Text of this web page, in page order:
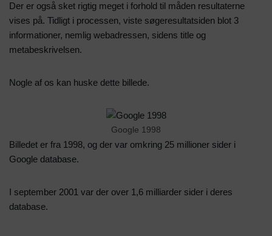
Der er også sket rigtig meget i forhold til måden resultaterne
vises på. Tidligt i processen, viste søgeresultatsiden blot 3
informationer, nemlig webadressen, sidens title og
metabeskrivelsen.
Nogle af os kan huske dette billede.
Google 1998
Billedet er fra 1998, og der var omkring 25 millioner sider i
Google database.
I september 2001 var der over 1,6 milliarder sider i deres
database.